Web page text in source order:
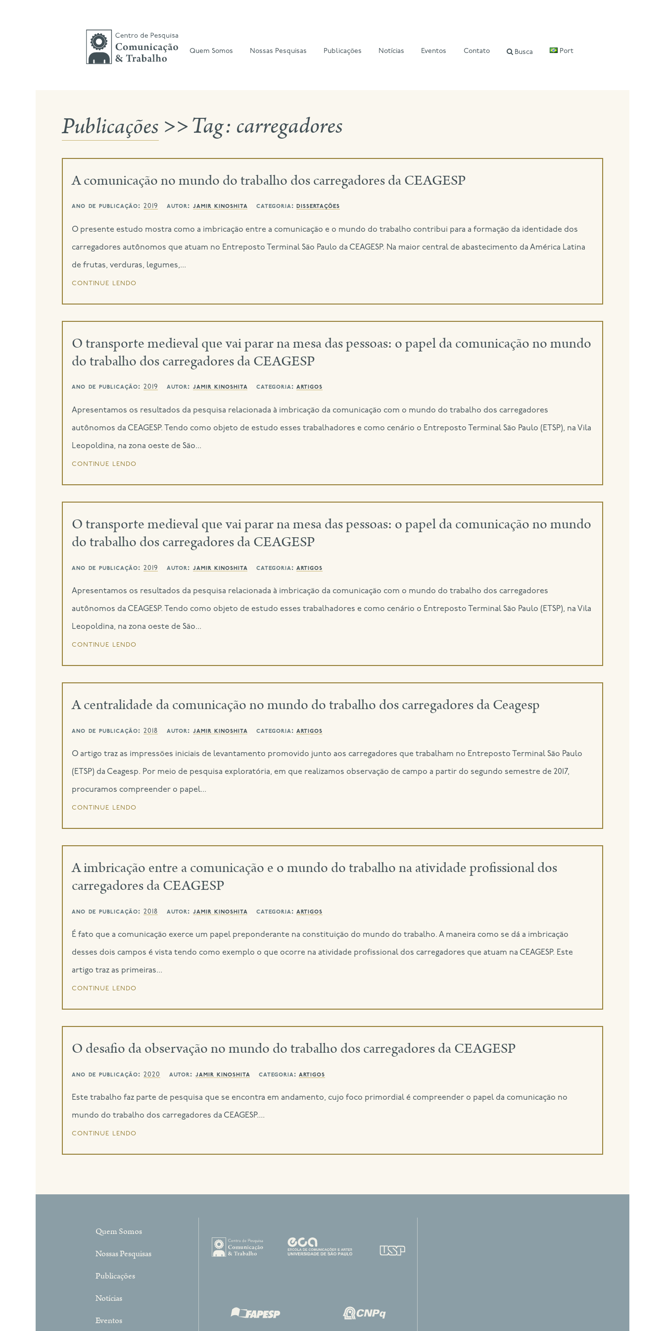
Quem Somos Nossas Pesquisas Publicações Notícias Eventos Contato Busca Port
Publicações >>Tag: carregadores
A comunicação no mundo do trabalho dos carregadores da CEAGESP
ano de publicação:2019 autor: jamir kinoshita categoria: dissertações
O presente estudo mostra como a imbricação entre a comunicação e o mundo do trabalho contribui para a formação da identidade dos
carregadores autônomos que atuam no Entreposto Terminal São Paulo da CEAGESP. Na maior central de abastecimento da América Latina
de frutas, verduras, legumes,...
continue lendo
O transporte medieval que vai parar na mesa das pessoas: o papel da comunicação no mundo
do trabalho dos carregadores da CEAGESP
ano de publicação:2019 autor: jamir kinoshita categoria: artigos
Apresentamos os resultados da pesquisa relacionada à imbricação da comunicação com o mundo do trabalho dos carregadores
autônomos da CEAGESP. Tendo como objeto de estudo esses trabalhadores e como cenário o Entreposto Terminal São Paulo (ETSP), na Vila
Leopoldina, na zona oeste de São...
continue lendo
O transporte medieval que vai parar na mesa das pessoas: o papel da comunicação no mundo
do trabalho dos carregadores da CEAGESP
ano de publicação:2019 autor: jamir kinoshita categoria: artigos
Apresentamos os resultados da pesquisa relacionada à imbricação da comunicação com o mundo do trabalho dos carregadores
autônomos da CEAGESP. Tendo como objeto de estudo esses trabalhadores e como cenário o Entreposto Terminal São Paulo (ETSP), na Vila
Leopoldina, na zona oeste de São...
continue lendo
A centralidade da comunicação no mundo do trabalho dos carregadores da Ceagesp
ano de publicação:2018 autor: jamir kinoshita categoria: artigos
O artigo traz as impressões iniciais de levantamento promovido junto aos carregadores que trabalham no Entreposto Terminal São Paulo
(ETSP) da Ceagesp. Por meio de pesquisa exploratória, em que realizamos observação de campo a partir do segundo semestre de 2017,
procuramos compreender o papel...
continue lendo
A imbricação entre a comunicação e o mundo do trabalho na atividade profissional dos
carregadores da CEAGESP
ano de publicação:2018 autor: jamir kinoshita categoria: artigos
É fato que a comunicação exerce um papel preponderante na constituição do mundo do trabalho. A maneira como se dá a imbricação
desses dois campos é vista tendo como exemplo o que ocorre na atividade profissional dos carregadores que atuam na CEAGESP. Este
artigo traz as primeiras...
continue lendo
O desafio da observação no mundo do trabalho dos carregadores da CEAGESP
ano de publicação:2020 autor: jamir kinoshita categoria: artigos
Este trabalho faz parte de pesquisa que se encontra em andamento, cujo foco primordial é compreender o papel da comunicação no
mundo do trabalho dos carregadores da CEAGESP....
continue lendo
Quem Somos
Nossas Pesquisas
Publicações
Notícias
Eventos